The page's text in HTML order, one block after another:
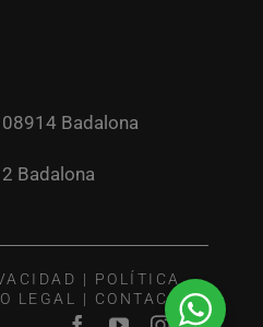
Badalona
Badalona
| POLÍTICA
LEGAL | CONTACTO